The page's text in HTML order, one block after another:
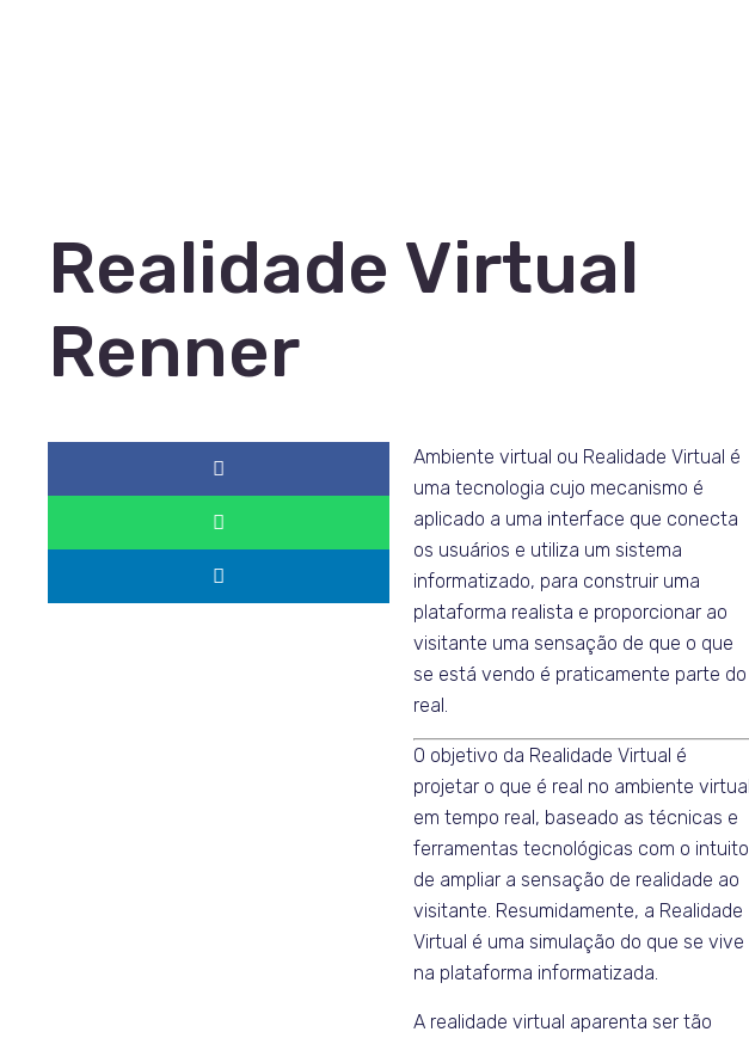
Realidade Virtual
Renner
Ambiente virtual ou Realidade Virtual é
uma tecnologia cujo mecanismo é
aplicado a uma interface que conecta
os usuários e utiliza um sistema
informatizado, para construir uma
plataforma realista e proporcionar ao
visitante uma sensação de que o que
se está vendo é praticamente parte do
real.
O objetivo da Realidade Virtual é
projetar o que é real no ambiente virtual
em tempo real, baseado as técnicas e
ferramentas tecnológicas com o intuito
de ampliar a sensação de realidade ao
visitante. Resumidamente, a Realidade
Virtual é uma simulação do que se vive
na plataforma informatizada.
A realidade virtual aparenta ser tão